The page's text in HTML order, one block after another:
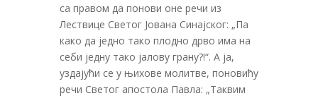
са правом да понови оне речи из
Лествице Светог Јована Синајског: „Па
како да једно тако плодно дрво има на
себи једну тако јалову грану?!“. А ја,
уздајући се у њихове молитве, поновићу
речи Светог апостола Павла: „Таквим